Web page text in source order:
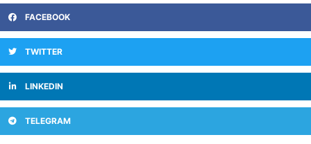
FACEBOOK
TWITTER
LINKEDIN
TELEGRAM